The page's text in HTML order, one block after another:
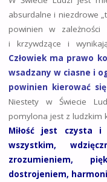
absurdalne i niezdrowe
powinien w
i krzywdzące i
Człowiek ma prawo
wsadzany w ciasne i
powinien kierować
Niestety w Świecie
pomylona jest z ludzkim
Miłość jest czysta i
wszystkim,
zrozumieniem,
dostrojeniem,